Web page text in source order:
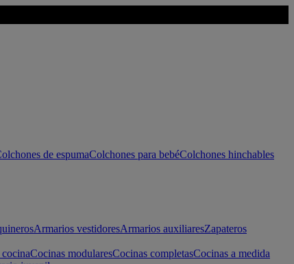
de espumaColchones para bebéColchones hinchables
Armarios vestidoresArmarios auxiliaresZapateros
Cocinas modularesCocinas completasCocinas a medida